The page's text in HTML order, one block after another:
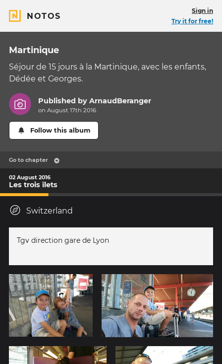
NOTOS
Sign in
Try it for free!
Martinique
Séjour de 15 jours à la Martinique, avec les enfants,
Dédée et Georges.
Published byArnaudBeranger
on August 17th 2016
Follow this album
Go to chapter
02 August 2016
Les trois îlets
Switzerland
Tgv direction gare de Lyon